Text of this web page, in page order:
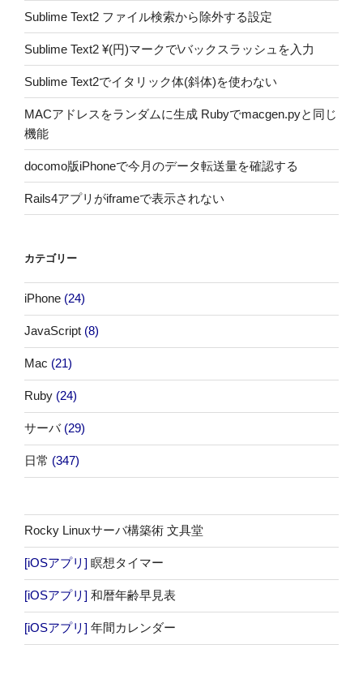
Sublime Text2 ファイル検索から除外する設定
Sublime Text2 ¥(円)マークで\バックスラッシュを入力
Sublime Text2でイタリック体(斜体)を使わない
MACアドレスをランダムに生成 Rubyでmacgen.pyと同じ
機能
docomo版iPhoneで今月のデータ転送量を確認する
Rails4アプリがiframeで表示されない
カテゴリー
iPhone (24)
JavaScript (8)
Mac (21)
Ruby (24)
サーバ(29)
日常 (347)
Rocky Linuxサーバ構築術 文具堂
[iOSアプリ] 瞑想タイマー
[iOSアプリ] 和暦年齢早見表
[iOSアプリ] 年間カレンダー